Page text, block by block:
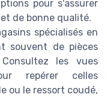
pour s'assurer
de bonne qualité.
spécialisés en
souvent de pièces
les vues
repérer celles
ou le ressort coudé,